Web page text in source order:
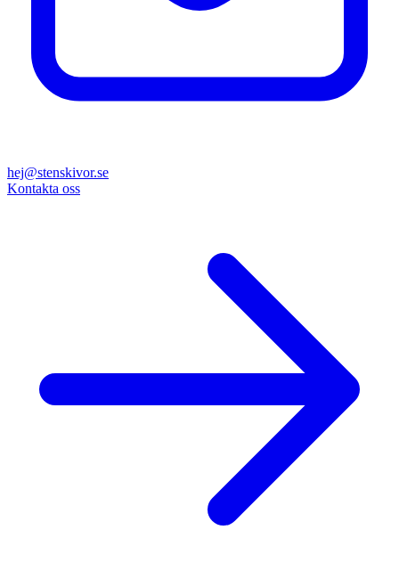
hej@stenskivor.se
Kontakta oss